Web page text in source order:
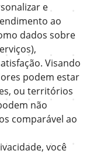
e
ao
dados sobre
Visando
podem estar
ou territórios
não
comparável ao
você